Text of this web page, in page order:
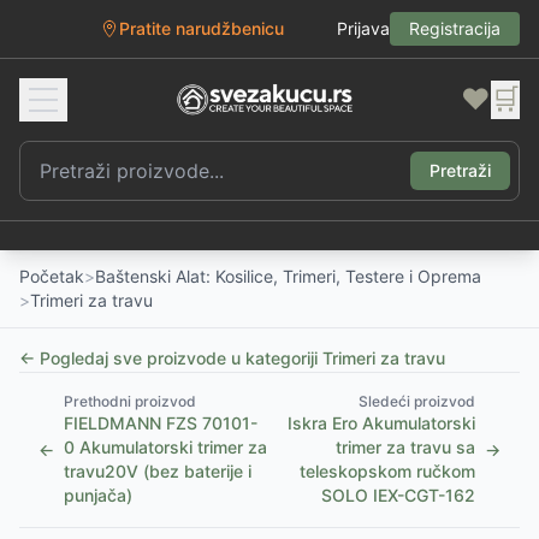
Pratite narudžbenicu Prijava Registracija
❤️ 🛒
Pretraži
Početak>Baštenski Alat: Kosilice, Trimeri, Testere i Oprema
>Trimeri za travu
← Pogledaj sve proizvode u kategoriji Trimeri za travu
←
Prethodni proizvod
FIELDMANN FZS 70101-
0 Akumulatorski trimer za
travu20V (bez baterije i
punjača)
Sledeći proizvod
Iskra Ero Akumulatorski
trimer za travu sa
teleskopskom ručkom
SOLO IEX-CGT-162
→